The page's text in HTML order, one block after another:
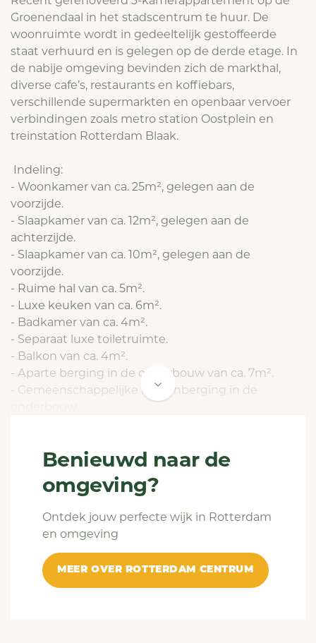
Groenendaal in het stadscentrum te huur. De
woonruimte wordt in gedeeltelijk gestoffeerde
staat verhuurd en is gelegen op de derde etage. In
de nabije omgeving bevinden zich de markthal,
diverse cafe’s, restaurants en koffiebars,
verschillende supermarkten en openbaar vervoer
verbindingen zoals metro station Oostplein en
treinstation Rotterdam Blaak.
Indeling:
- Woonkamer van ca. 25m², gelegen aan de
voorzijde.
- Slaapkamer van ca. 12m², gelegen aan de
achterzijde.
- Slaapkamer van ca. 10m², gelegen aan de
voorzijde.
- Ruime hal van ca. 5m².
- Luxe keuken van ca. 6m².
- Badkamer van ca. 4m².
- Separaat luxe toiletruimte.
- Balkon van ca. 4m².
- Aparte berging in de onderbouw van ca. 7m².
- Gemeenschappelijke fietsenberging in de
- Inventaris/Stoffering: PVC vloer, lampen,
raambekleding en ophangsysteem voor
schilderijen.
afzuigkap, koelkast, vriezer, vaatwasser en combi-
magnetron.
- Voorzieningen badkamer: ligbad, luxe wastafel,
thermostaatkranen, design-radiator en
inbouwspots.
Benieuwd naar de
omgeving?
Ontdek jouw perfecte wijk in Rotterdam
en omgeving
MEER OVER ROTTERDAM CENTRUM